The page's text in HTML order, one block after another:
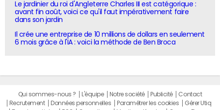
Le jardinier du roi d'Angleterre Charles III est catégorique :
avant fin août, voici ce qu'il faut impérativement faire
dans son jardin
Il crée une entreprise de 10 millions de dollars en seulement
6 mois grâce à l'IA : voici la méthode de Ben Broca
Qui sommes-nous ? L'équipe Notre société Publicité
Contact
Recrutement
Données personnelles Paramétrer les cookies
Gérer Utiq